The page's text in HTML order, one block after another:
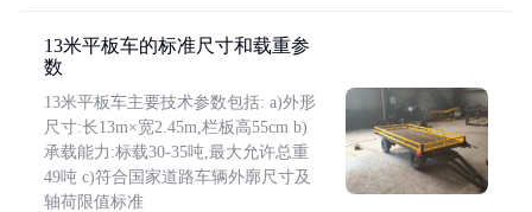
13米平板车的标准尺寸和载重参
数
13米平板车主要技术参数包括: a)外形
尺寸:长13m×宽2.45m,栏板高55cm b)
承载能力:标载30-35吨,最大允许总重
49吨 c)符合国家道路车辆外廓尺寸及
轴荷限值标准